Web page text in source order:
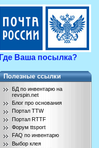
Где Ваша посылка?
Полезные ссылки
БД по инвентарю на
revspin.net
Блог про основания
Портал TTW
Портал RTTF
Форум ttsport
FAQ по инвентарю
Выбор клея